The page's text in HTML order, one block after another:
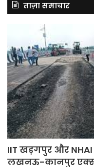
ताज़ा समाचार
IIT खड़गपुर और
लखनऊ-कानपुर